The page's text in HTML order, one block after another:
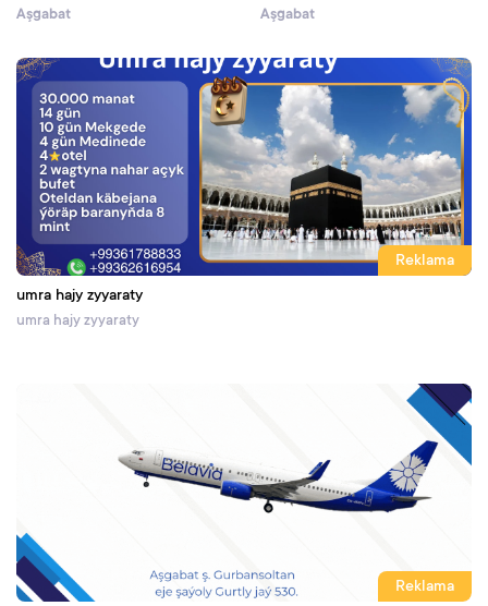
Aşgabat Aşgabat
Reklama
umra hajy zyyaraty
umra hajy zyyaraty
Reklama